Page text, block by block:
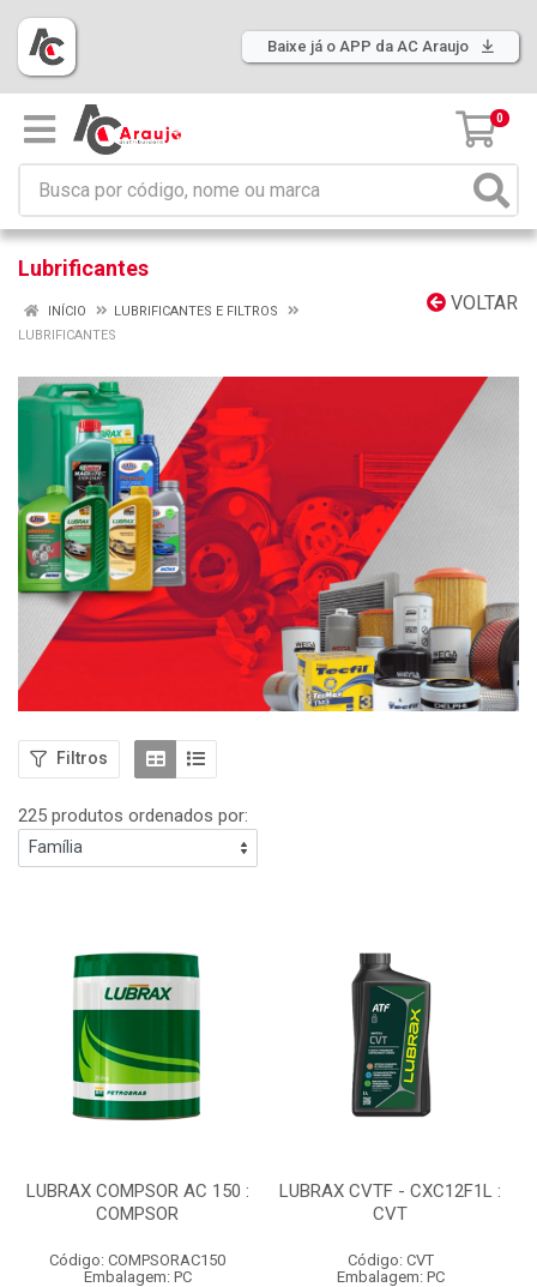
Baixe já o APP da AC Araujo
0
Lubrificantes
VOLTAR
INÍCIO
LUBRIFICANTES E FILTROS
LUBRIFICANTES
Filtros
225 produtos ordenados por:
LUBRAX COMPSOR AC 150 :
COMPSOR
Código: COMPSORAC150
Embalagem: PC
LUBRAX CVTF - CXC12F1L :
CVT
Código: CVT
Embalagem: PC